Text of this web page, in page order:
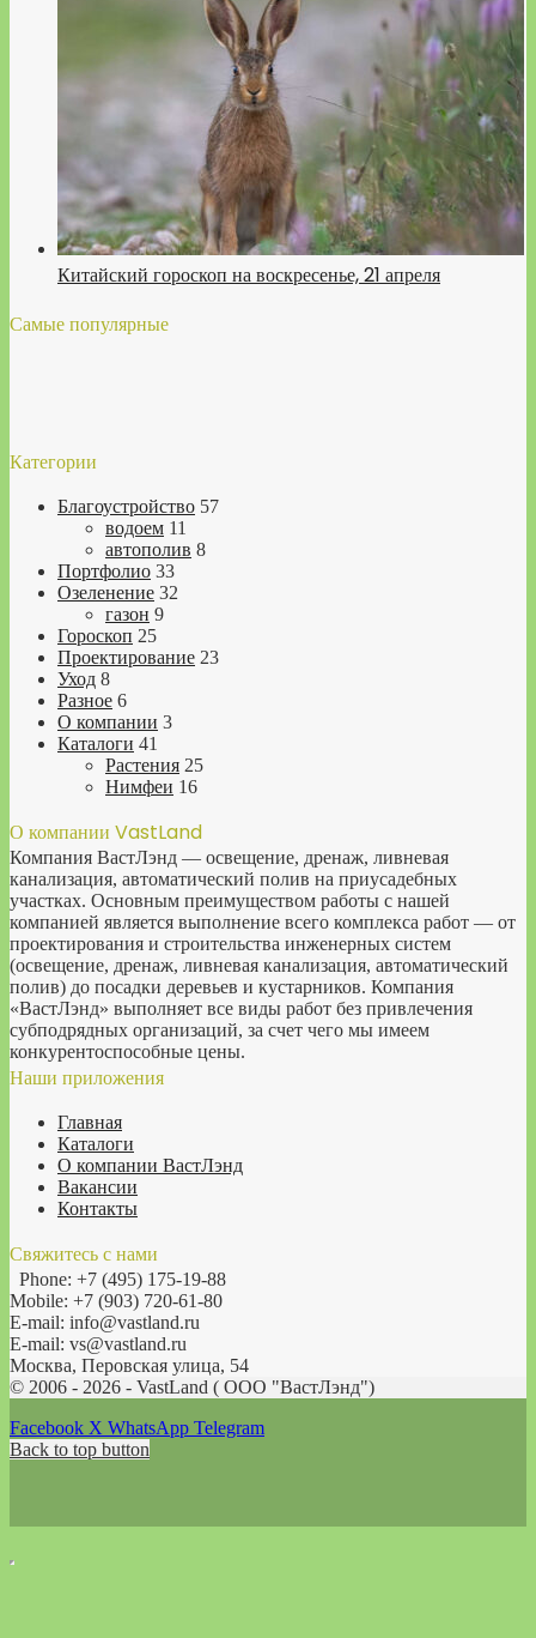
Китайский гороскоп на воскресенье, 21 апреля
Самые популярные
Категории
Благоустройство 57
водоем 11
автополив 8
Портфолио 33
Озеленение 32
газон 9
Гороскоп 25
Проектирование 23
Уход 8
Разное 6
О компании 3
Каталоги 41
Растения 25
Нимфеи 16
О компании VastLand
Компания ВастЛэнд — освещение, дренаж, ливневая
канализация, автоматический полив на приусадебных
участках. Основным преимуществом работы с нашей
компанией является выполнение всего комплекса работ — от
проектирования и строительства инженерных систем
(освещение, дренаж, ливневая канализация, автоматический
полив) до посадки деревьев и кустарников. Компания
«ВастЛэнд» выполняет все виды работ без привлечения
субподрядных организаций, за счет чего мы имеем
конкурентоспособные цены.
Наши приложения
Главная
Каталоги
О компании ВастЛэнд
Вакансии
Контакты
Свяжитесь с нами
Phone: +7 (495) 175-19-88
Mobile: +7 (903) 720-61-80
E-mail: info@vastland.ru
E-mail: vs@vastland.ru
Москва, Перовская улица, 54
© 2006 - 2026 - VastLand ( OOO "ВастЛэнд")
Facebook X WhatsApp Telegram
Back to top button